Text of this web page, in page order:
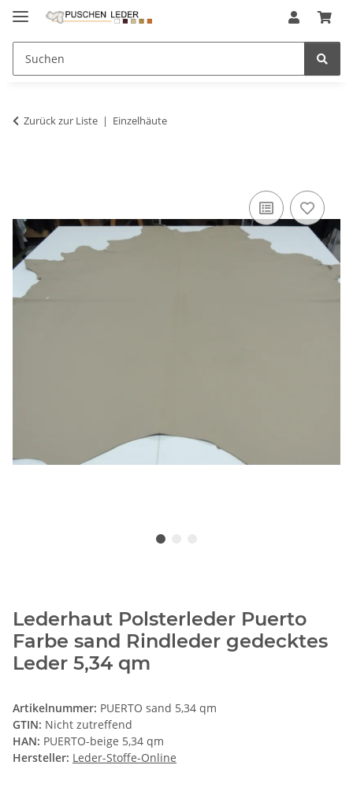
Zurück zur Liste Einzelhäute
Lederhaut Polsterleder Puerto
Farbe sand Rindleder gedecktes
Leder 5,34 qm
Artikelnummer: PUERTO sand 5,34 qm
GTIN: Nicht zutreffend
HAN: PUERTO-beige 5,34 qm
Hersteller: Leder-Stoffe-Online